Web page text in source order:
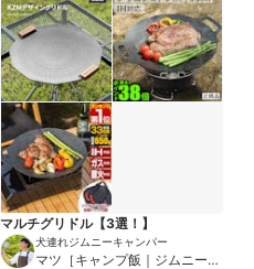
マルチグリドル【3選！】
犬連れジムニーキャンパー
マツ［キャンプ飯｜ジムニー車